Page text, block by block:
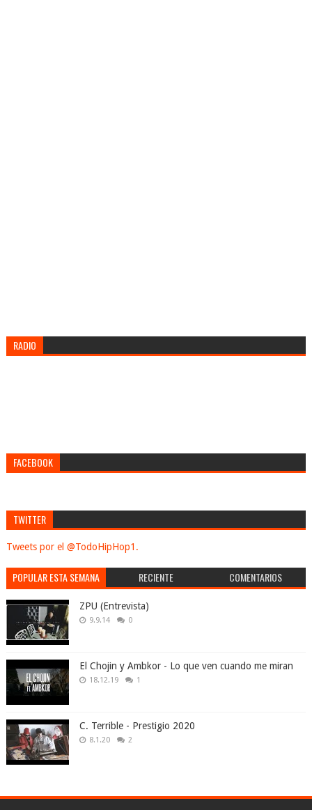
RADIO
FACEBOOK
TWITTER
Tweets por el @TodoHipHop1.
POPULAR ESTA SEMANA RECIENTE COMENTARIOS
ZPU (Entrevista)
9.9.14 0
El Chojin y Ambkor - Lo que ven cuando me miran
18.12.19 1
C. Terrible - Prestigio 2020
8.1.20 2